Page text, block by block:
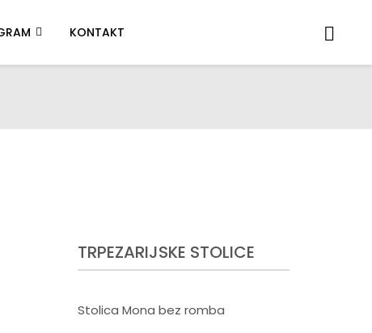
KONTAKT
TRPEZARIJSKE STOLICE
Stolica Mona bez romba